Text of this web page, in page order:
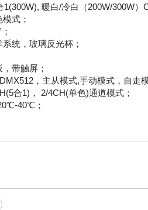
暖白/冷白（200W/300W）
式；
统，玻璃反光杯；
带触屏；
，主从模式,手动模式，自走
合1)， 2/4CH(单色)通道模式；
40℃；